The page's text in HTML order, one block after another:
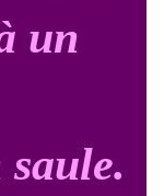
un
saule.